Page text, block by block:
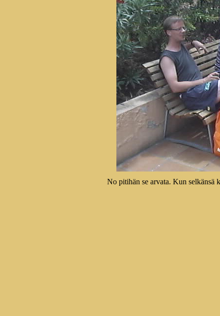
No pitihän se arvata. Kun selkänsä